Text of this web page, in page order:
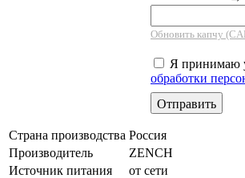
Обновить капчу
Я принимаю
обработки
Страна производства Россия
Производитель
ZENCH
Источник питания
от сети